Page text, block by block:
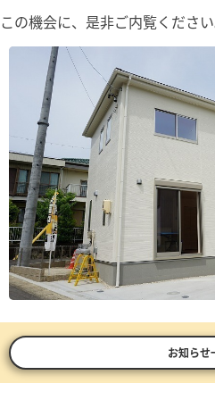
この機会に、是非ご内覧ください
お知らせ